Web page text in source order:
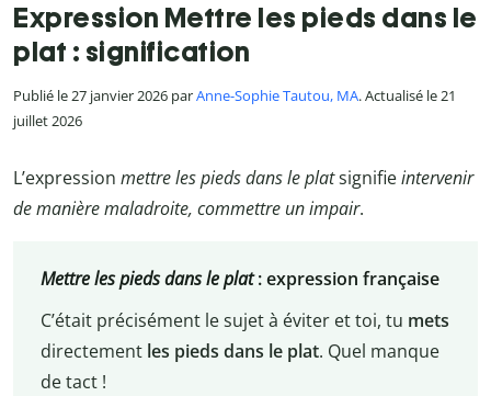
Expression Mettre les pieds dans le
plat : signification
Publié le 27 janvier 2026 parAnne-Sophie Tautou, MA. Actualisé le 21
juillet 2026
L’expression mettre les pieds dans le platsignifieintervenir
de manière maladroite, commettre un impair.
Mettre les pieds dans le plat: expression française
C’était précisément le sujet à éviter et toi, tu mets
directementles pieds dans le plat. Quel manque
de tact !